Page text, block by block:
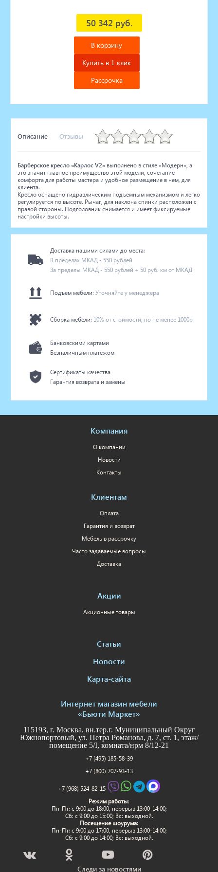
50 342 руб.
В корзину
Купить в 1 клик
Рассрочка
Описание Отзывы
Барберское кресло «Карлос V2» выполнено в стиле «Модерн», а
это значит главное преимущество этой модели, сочетание
комфорта для работы мастера и удобное размещение в нем, для
клиента.
Кресло оснащено гидравлическим подъемным механизмом и легко
регулируется по высоте. Рычаг, для наклона спинки расположен с
правой стороны. Подголовник снимается и имеет фиксируемые
настройки высоты.
Доставка нашими силами до места:
В пределах МКАД - 550 рублей
За пределы МКАД - 550 рублей + 50 руб. км от МКАД
Подъем мебели:Уточняйте у менеджера
Сборка мебели: 10% от стоимости, но не менее 1000р
Банковскими картами
Безналичным платежом
Сертификаты качества
Гарантия возврата и замены
Компания
О компании
Новости
Контакты
Клиентам
Оплата
Гарантия и возврат
Мебель в рассрочку
Часто задаваемые вопросы
Доставка
Акции
Акционные товары
Статьи
Новости
Карта-сайта
Интернет магазин мебели
«Бьюти Маркет»
115193, г. Москва, вн.тер.г. Муниципальный Округ
Южнопортовый, ул. Петра Романова, д. 7, ст. 1, этаж/
помещение 5/I, комната/нрм 8/12-21
+7 (495) 185-58-39
+7 (800) 707-93-13
+7 (968) 524-82-15
Режим работы:
Пн-Пт: c 9:00 до 18:00, перерыв 13:00-14:00;
Сб: с 9:00 до 15:00; Вс: выходной.
Посещение шоурума:
Пн-Пт: c 9:00 до 17:00, перерыв 13:00-14:00;
Сб: с 9:00 до 14:00; Вс: выходной.
Следи за новостями